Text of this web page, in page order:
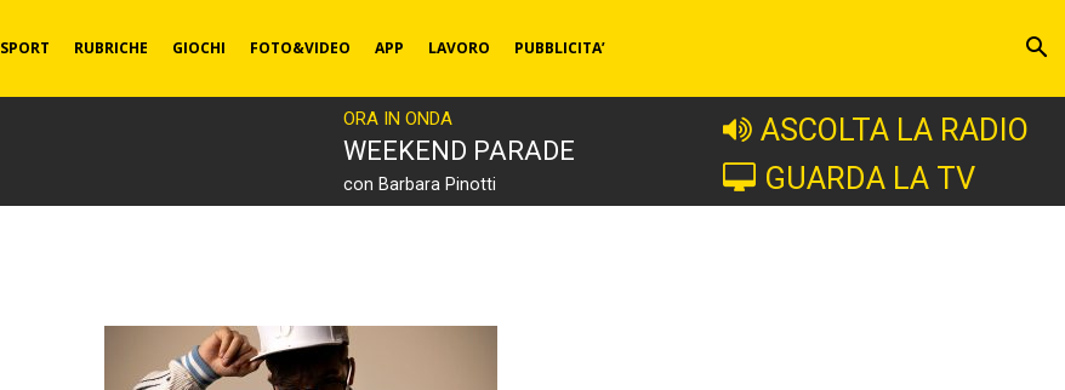
SPORT RUBRICHE GIOCHI FOTO&VIDEO APP LAVORO PUBBLICITA’
ORA IN ONDA
WEEKEND PARADE
con Barbara Pinotti
ASCOLTA LA RADIO
GUARDA LA TV